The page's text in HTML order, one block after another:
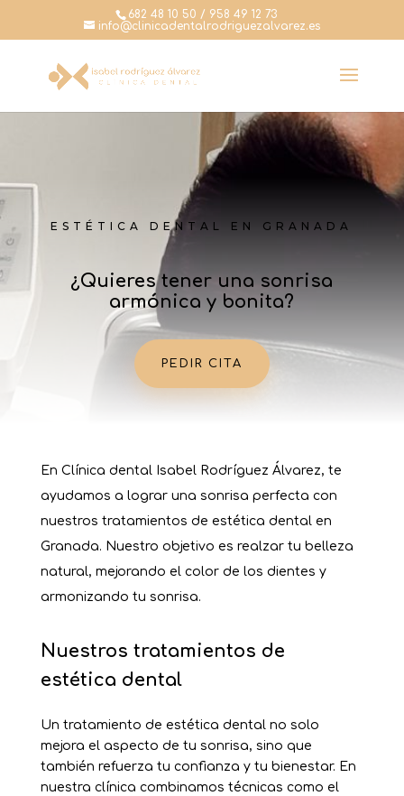
682 48 10 50 / 958 49 12 73
info@clinicadentalrodriguezalvarez.es
ESTÉTICA DENTAL EN GRANADA
¿Quieres tener una sonrisa
armónica y bonita?
PEDIR CITA
En Clínica dental Isabel Rodríguez Álvarez, te
ayudamos a lograr una sonrisa perfecta con
nuestros tratamientos de estética dental en
Granada. Nuestro objetivo es realzar tu belleza
natural, mejorando el color de los dientes y
armonizando tu sonrisa.
Nuestros tratamientos de
estética dental
Un tratamiento de estética dental no solo
mejora el aspecto de tu sonrisa, sino que
también refuerza tu confianza y tu bienestar. En
nuestra clínica combinamos técnicas como el